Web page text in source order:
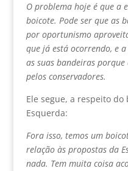
O problema hoje é que a
boicote. Pode ser que as
por oportunismo
que já está ocorrendo, e
as suas bandeiras
pelos conservadores.
Ele segue, a respeito
Esquerda:
Fora isso, temos um
relação às propostas da
nada. Tem muita coisa